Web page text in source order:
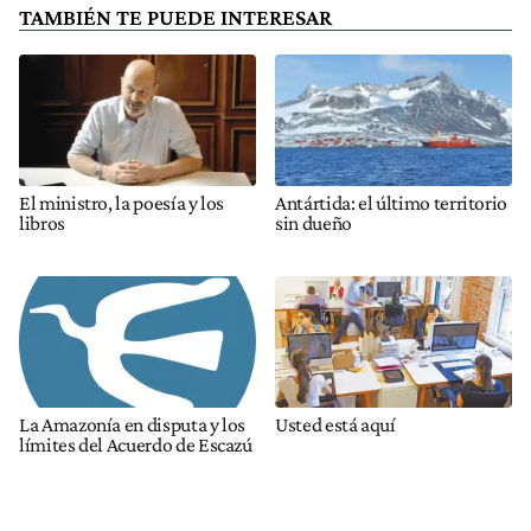
TAMBIÉN TE PUEDE INTERESAR
El ministro, la poesía y los
libros
Antártida: el último territorio
sin dueño
La Amazonía en disputa y los
límites del Acuerdo de Escazú
Usted está aquí